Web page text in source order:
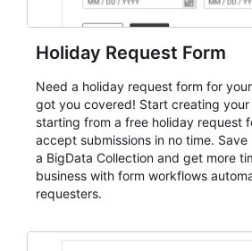
Holiday Request Form
Need a holiday request form for
got you covered! Start creating
starting from a free holiday request
accept submissions in no time.
a BigData Collection and get more
business with form workflows
requesters.